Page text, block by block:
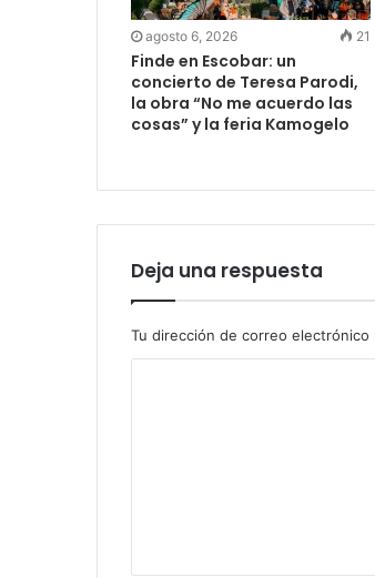
agosto 6, 2026 21
Finde en Escobar: un
concierto de Teresa Parodi,
la obra “No me acuerdo las
cosas” y la feria Kamogelo
Deja una respuesta
Tu dirección de correo electrónico